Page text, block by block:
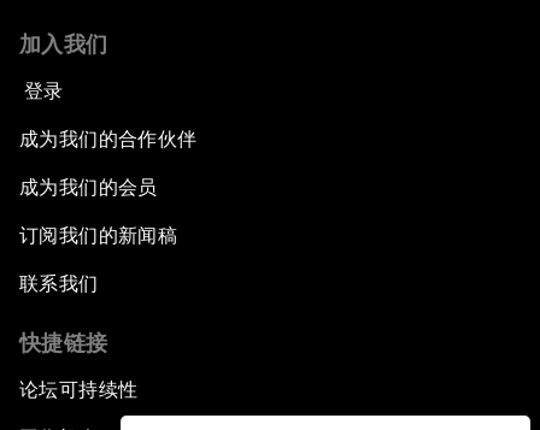
加入我们
登录
成为我们的合作伙伴
成为我们的会员
订阅我们的新闻稿
联系我们
快捷链接
论坛可持续性